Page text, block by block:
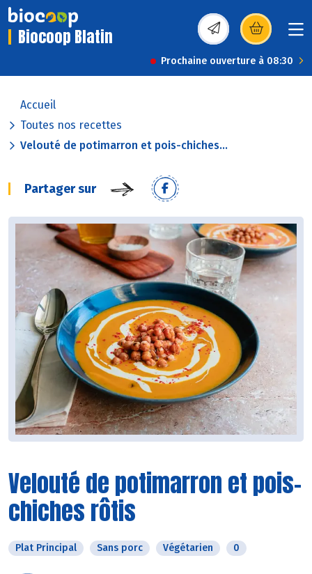
Biocoop Blatin (s’ouvre dans une
Prochaine ouverture à 08:30
Accueil
Toutes nos recettes
Velouté de potimarron et pois-chiches...
Partager sur
Velouté de potimarron et pois-
chiches rôtis
Plat Principal Sans porc Végétarien 0